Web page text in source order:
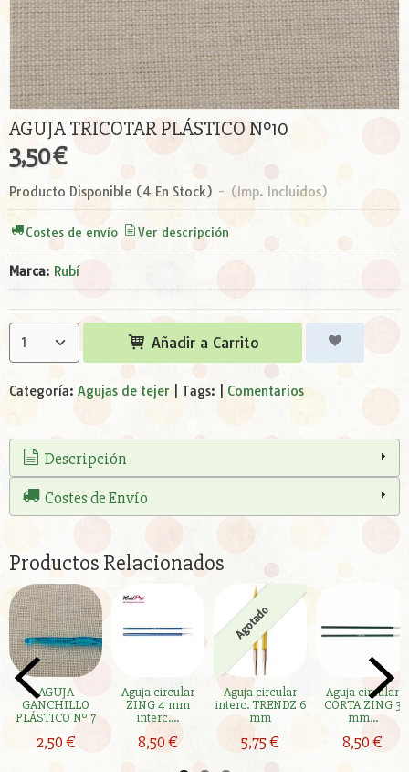
AGUJA TRICOTAR PLÁSTICO Nº10
3,50 €
Producto Disponible (4 En Stock) - (Imp. Incluidos)
Costes de envío Ver descripción
Marca: Rubí
Añadir a Carrito
Categoría: Agujas de tejer Tags: Comentarios
Descripción
Costes de Envío
Productos Relacionados
AGUJA
GANCHILLO
PLÁSTICO Nº 7
2,50 €
Aguja circular
ZING 4 mm
interc....
8,50 €
Agotado
Aguja circular
interc. TRENDZ 6
mm
5,75 €
Aguja circular
CORTA ZING 3
mm...
8,50 €